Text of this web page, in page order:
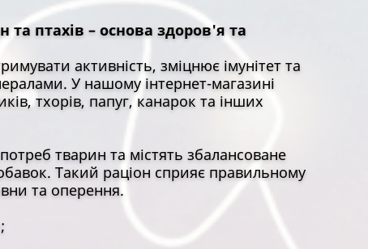
птахів – основа здоров'я та
активність, зміцнює імунітет та
У нашому інтернет-магазині
тхорів, папуг, канарок та інших
тварин та містять збалансоване
Такий раціон сприяє правильному
та оперення.